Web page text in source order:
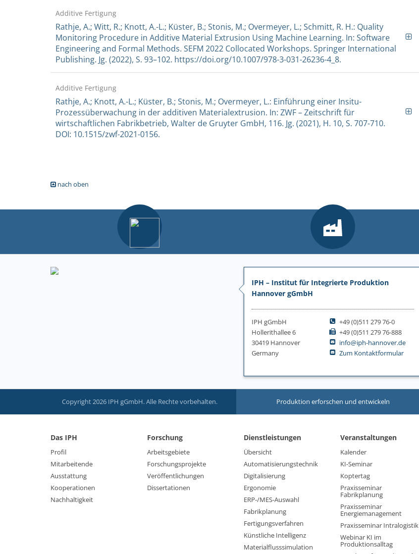
Additive Fertigung
Rathje, A.; Witt, R.; Knott, A.-L.; Küster, B.; Stonis, M.; Overmeyer, L.; Schmitt, R. H.: Quality
Monitoring Procedure in Additive Material Extrusion Using Machine Learning. In: Software
Engineering and Formal Methods. SEFM 2022 Collocated Workshops. Springer International
Publishing. Jg. (2022), S. 93–102. https://doi.org/10.1007/978-3-031-26236-4_8.
Additive Fertigung
Rathje, A.; Knott, A.-L.; Küster, B.; Stonis, M.; Overmeyer, L.: Einführung einer Insitu-
Prozessüberwachung in der additiven Materialextrusion. In: ZWF – Zeitschrift für
wirtschaftlichen Fabrikbetrieb, Walter de Gruyter GmbH, 116. Jg. (2021), H. 10, S. 707-710.
DOI: 10.1515/zwf-2021-0156.
nach oben
IPH – Institut für Integrierte Produktion
Hannover gGmbH
IPH gGmbH
Hollerithallee 6
30419 Hannover
Germany
+49 (0)511 279 76-0
+49 (0)511 279 76-888
info@iph-hannover.de
Zum Kontaktformular
Copyright 2026 IPH gGmbH. Alle Rechte vorbehalten. Produktion erforschen und entwickeln
Das IPH
Profil
Mitarbeitende
Ausstattung
Kooperationen
Nachhaltigkeit
Forschung
Arbeitsgebiete
Forschungsprojekte
Veröffentlichungen
Dissertationen
Dienstleistungen
Übersicht
Automatisierungstechnik
Digitalisierung
Ergonomie
ERP-/MES-Auswahl
Fabrikplanung
Fertigungsverfahren
Künstliche Intelligenz
Materialflusssimulation
Veranstaltungen
Kalender
KI-Seminar
Koptertag
Praxisseminar
Fabrikplanung
Praxisseminar
Energiemanagement
Praxisseminar Intralogistik
Webinar KI im
Produktionsalltag